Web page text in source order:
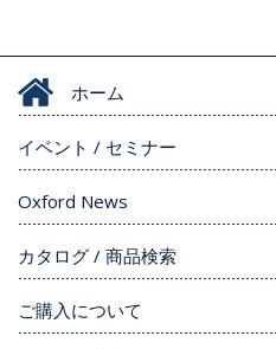
ホーム
イベント / セミナー
Oxford News
カタログ / 商品検索
ご購入について